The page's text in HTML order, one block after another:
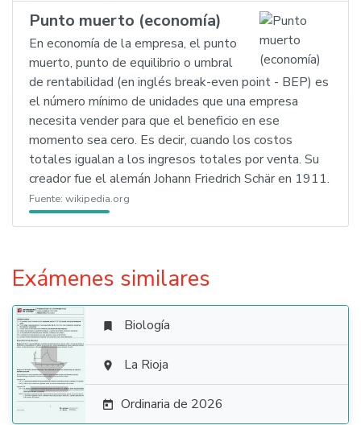
Punto muerto (economía)
En economía de la empresa, el punto
muerto, punto de equilibrio o umbral
de rentabilidad (en inglés break-even point - BEP) es
el número mínimo de unidades que una empresa
necesita vender para que el beneficio en ese
momento sea cero. Es decir, cuando los costos
totales igualan a los ingresos totales por venta. Su
creador fue el alemán Johann Friedrich Schär en 1911.
Fuente: wikipedia.org
Exámenes similares

 Biología
 La Rioja
 Ordinaria de 2026